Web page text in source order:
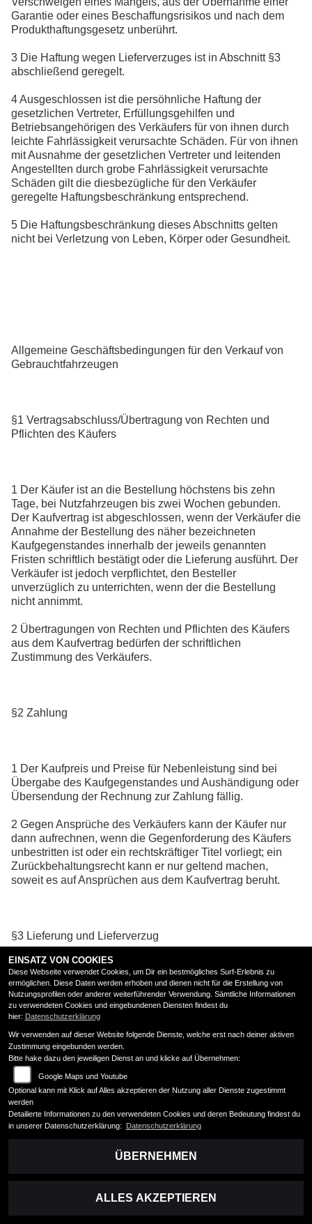
Garantie oder eines Beschaffungsrisikos und nach dem
Produkthaftungsgesetz unberührt.
3 Die Haftung wegen Lieferverzuges ist in Abschnitt §3
abschließend geregelt.
4 Ausgeschlossen ist die persöhnliche Haftung der
gesetzlichen Vertreter, Erfüllungsgehilfen und
Betriebsangehörigen des Verkäufers für von ihnen durch
leichte Fahrlässigkeit verursachte Schäden. Für von ihnen
mit Ausnahme der gesetzlichen Vertreter und leitenden
Angestellten durch grobe Fahrlässigkeit verursachte
Schäden gilt die diesbezügliche für den Verkäufer
geregelte Haftungsbeschränkung entsprechend.
5 Die Haftungsbeschränkung dieses Abschnitts gelten
nicht bei Verletzung von Leben, Körper oder Gesundheit.
Allgemeine Geschäftsbedingungen für den Verkauf von
Gebrauchtfahrzeugen
§1 Vertragsabschluss/Übertragung von Rechten und
Pflichten des Käufers
1 Der Käufer ist an die Bestellung höchstens bis zehn
Tage, bei Nutzfahrzeugen bis zwei Wochen gebunden.
Der Kaufvertrag ist abgeschlossen, wenn der Verkäufer die
Annahme der Bestellung des näher bezeichneten
Kaufgegenstandes innerhalb der jeweils genannten
Fristen schriftlich bestätigt oder die Lieferung ausführt. Der
Verkäufer ist jedoch verpflichtet, den Besteller
unverzüglich zu unterrichten, wenn der die Bestellung
nicht annimmt.
2 Übertragungen von Rechten und Pflichten des Käufers
aus dem Kaufvertrag bedürfen der schriftlichen
Zustimmung des Verkäufers.
§2 Zahlung
1 Der Kaufpreis und Preise für Nebenleistung sind bei
Übergabe des Kaufgegenstandes und Aushändigung oder
Übersendung der Rechnung zur Zahlung fällig.
2 Gegen Ansprüche des Verkäufers kann der Käufer nur
dann aufrechnen, wenn die Gegenforderung des Käufers
unbestritten ist oder ein rechtskräftiger Titel vorliegt; ein
Zurückbehaltungsrecht kann er nur geltend machen,
soweit es auf Ansprüchen aus dem Kaufvertrag beruht.
§3 Lieferung und Lieferverzug
1 Liefertermine und Lieferfristen, die verbundlich oder
unverbindlich vereinbart werden können, sind schriftlich
anzugeben. Lieferfristen beginnen mit Vertragsabschluss.
2 Der Käufer kann zehn Tage, bei Nutzfahrzeugen 2
Wochen, nach Überschreiten eines unverbindlichen
Liefertermins oder einer unverbindlichen Lieferfrist den
Verkäufer auffordern zu liefern. Mit dem Zugang der
Aufforderung kommt der Verkäufer in Verzug. Hat der
Käufer Anspruch auf Ersatz eines Verzugsschadens,
beschränkt sich dieser bei leichter Fahrlässigkeit des
Kaufpreises. Will der Käufer darüber hinaus vom Vertrag
zurücktreten und/oder Schadensersatz satt der Leistung
Tages-Frist gemäß Satz 1 eine angemessene Frist zur
Lieferung setzen.Hat der Käufer Anspruch auf
EINSATZ VON COOKIES
Diese Webseite verwendet Cookies, um Dir ein bestmögliches Surf-Erlebnis zu
ermöglichen. Diese Daten werden erhoben und dienen nicht für die Erstellung von
Nutzungsprofilen oder anderer weiterführender Verwendung. Sämtliche Informationen
zu verwendeten Cookies und eingebundenen Diensten findest du
hier: Datenschutzerklärung
Wir verwenden auf dieser Website folgende Dienste, welche erst nach deiner aktiven
Zustimmung eingebunden werden.
Bitte hake dazu den jeweiligen Dienst an und klicke auf Übernehmen:
Google Maps und Youtube
Optional kann mit Klick auf Alles akzeptieren der Nutzung aller Dienste zugestimmt
werden
Detailierte Informationen zu den verwendeten Cookies und deren Bedeutung findest du
in unserer Datenschutzerklärung:
Datenschutzerklärung
ÜBERNEHMEN
ALLES AKZEPTIEREN